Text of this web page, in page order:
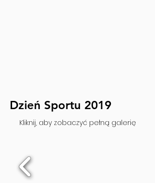
Dzień Sportu 2019
Kliknij, aby zobaczyć pełną galerię